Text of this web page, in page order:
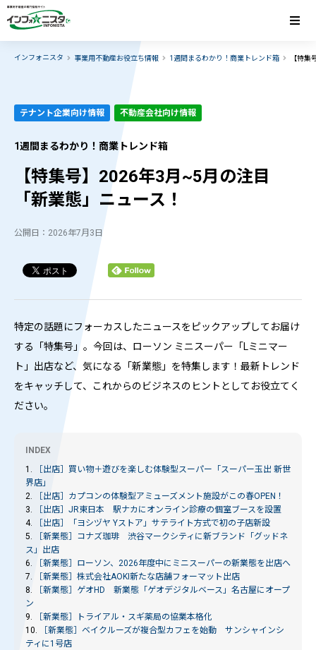
インフォニスタ 事業用不動産お役立ち情報 1週間まるわかり！商業トレンド箱 【特
テナント企業向け情報 不動産会社向け情報
1週間まるわかり！商業トレンド箱
【特集号】2026年3月~5月の注目
「新業態」ニュース！
公開日：2026年7月3日
特定の話題にフォーカスしたニュースをピックアップしてお届け
する「特集号」。今回は、ローソン ミニスーパー「Lミニマー
ト」出店など、気になる「新業態」を特集します！最新トレンド
をキャッチして、これからのビジネスのヒントとしてお役立てく
ださい。
INDEX
1.
［出店］ 買い物＋遊びを楽しむ体験型スーパー「スーパー玉出 新世
界店」
2.
［出店］ カプコンの体験型アミューズメント施設がこの春OPEN！
3.
［出店］ JR東日本 駅ナカにオンライン診療の個室ブースを設置
4.
［出店］
「ヨシヅヤ Yストア」サテライト方式で初の子店新設
5.
［新業態］ コナズ珈琲 渋谷マークシティに新ブランド「グッドネ
ス」出店
6.
［新業態］ ローソン、2026年度中にミニスーパーの新業態を出店へ
7.
［新業態］ 株式会社AOKI新たな店舗フォーマット出店
8.
［新業態］ ゲオHD 新業態「ゲオデジタルベース」名古屋にオープ
ン
9.
［新業態］
トライアル・スギ薬局の協業本格化
10.
［新業態］ ベイクルーズが複合型カフェを始動 サンシャインシ
ティに1号店